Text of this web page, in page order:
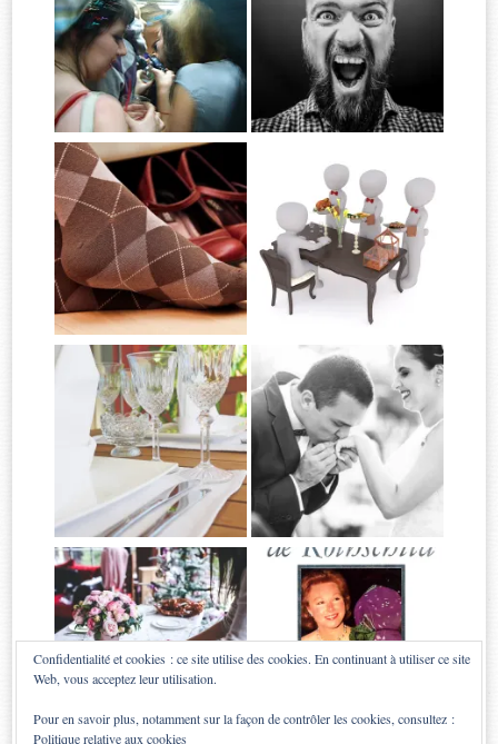
Confidentialité et cookies : ce site utilise des cookies. En continuant à utiliser ce site
Web, vous acceptez leur utilisation.
Pour en savoir plus, notamment sur la façon de contrôler les cookies, consultez :
Politique relative aux cookies